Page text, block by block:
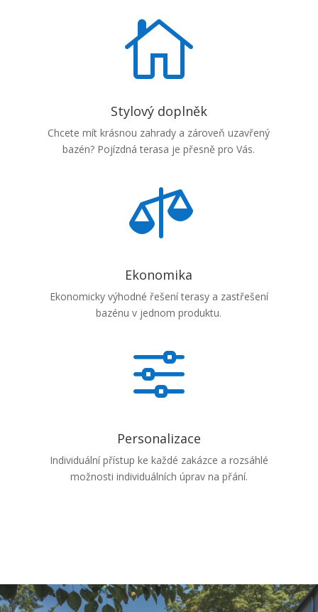

Stylový doplněk
Chcete mít krásnou zahrady a zároveň uzavřený
bazén? Pojízdná terasa je přesně pro Vás.

Ekonomika
Ekonomicky výhodné řešení terasy a zastřešení
bazénu v jednom produktu.
f
Personalizace
Individuální přístup ke každé zakázce a rozsáhlé
možnosti individuálních úprav na přání.